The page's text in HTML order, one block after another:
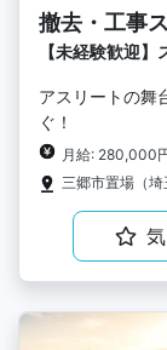
撤去・工事
【未経験歓迎
アスリートの舞
ぐ！
月給: 280,000
三郷市置場（